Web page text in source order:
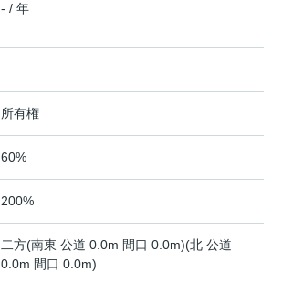
- / 年
所有権
60%
200%
二方(南東 公道 0.0m 間口 0.0m)(北 公道
0.0m 間口 0.0m)